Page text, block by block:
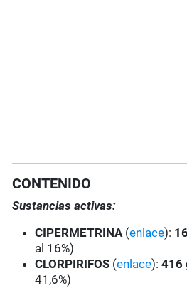
CONTENIDO
Sustancias activas:
CIPERMETRINA (enlace):
al 16%)
CLORPIRIFOS (enlace):416
41,6%)